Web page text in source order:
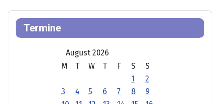
Termine
August 2026
M
T W T F S
S
1
2
3
4 5 6 7 8
9